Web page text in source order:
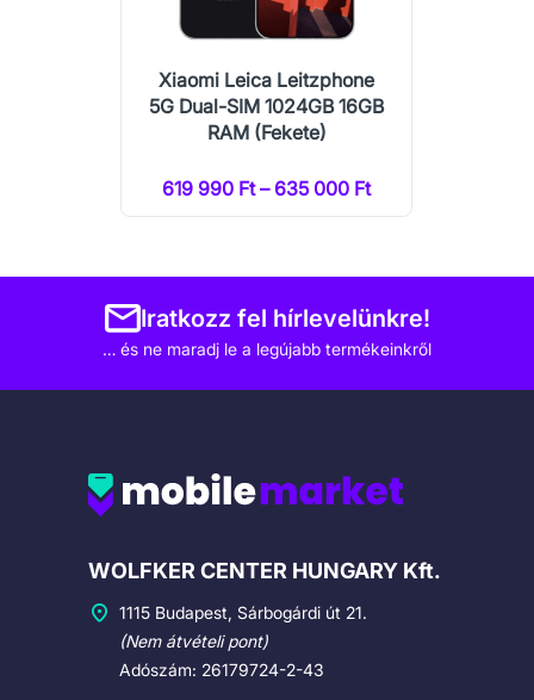
Xiaomi Leica Leitzphone
5G Dual-SIM 1024GB 16GB
RAM (Fekete)
619 990 Ft – 635 000 Ft
Iratkozz fel hírlevelünkre!
… és ne maradj le a legújabb termékeinkről
Cégadatok
WOLFKER CENTER HUNGARY Kft.
1115 Budapest, Sárbogárdi út 21.
(Nem átvételi pont)
Adószám: 26179724-2-43